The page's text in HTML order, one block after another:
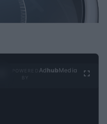
Ad hubMedia